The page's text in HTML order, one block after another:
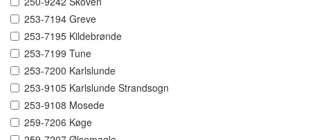
253-7194 Greve
253-7195 Kildebrønde
253-7199 Tune
253-7200 Karlslunde
253-9105 Karlslunde Strandsogn
253-9108 Mosede
259-7206 Køge